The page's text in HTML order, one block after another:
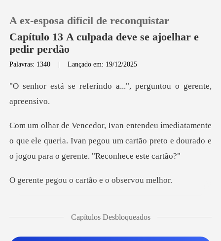
Loja
Histórico
Sair
A ex-esposa difícil de reconquistar
Capítulo 13 A culpada deve se ajoelhar e
pedir perdão
Palavras: 1340 |Lançado em: 19/12/2025
rindo a...", perguntou
o que ele queria. Ivan pegou um cartão preto e doura
o cartão e o o
Capítulos Desbloqueados